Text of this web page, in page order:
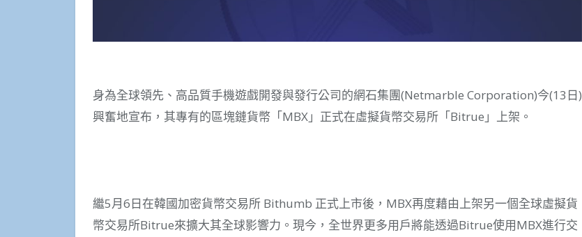
身為全球領先、高品質手機遊戲開發與發行公司的網石集團(Netmarble Corporation)今(13日)
興奮地宣布，其專有的區塊鏈貨幣「MBX」正式在虛擬貨幣交易所「Bitrue」上架。
繼5月6日在韓國加密貨幣交易所 Bithumb 正式上市後，MBX再度藉由上架另一個全球虛擬貨
幣交易所Bitrue來擴大其全球影響力。現今，全世界更多用戶將能透過Bitrue使用MBX進行交